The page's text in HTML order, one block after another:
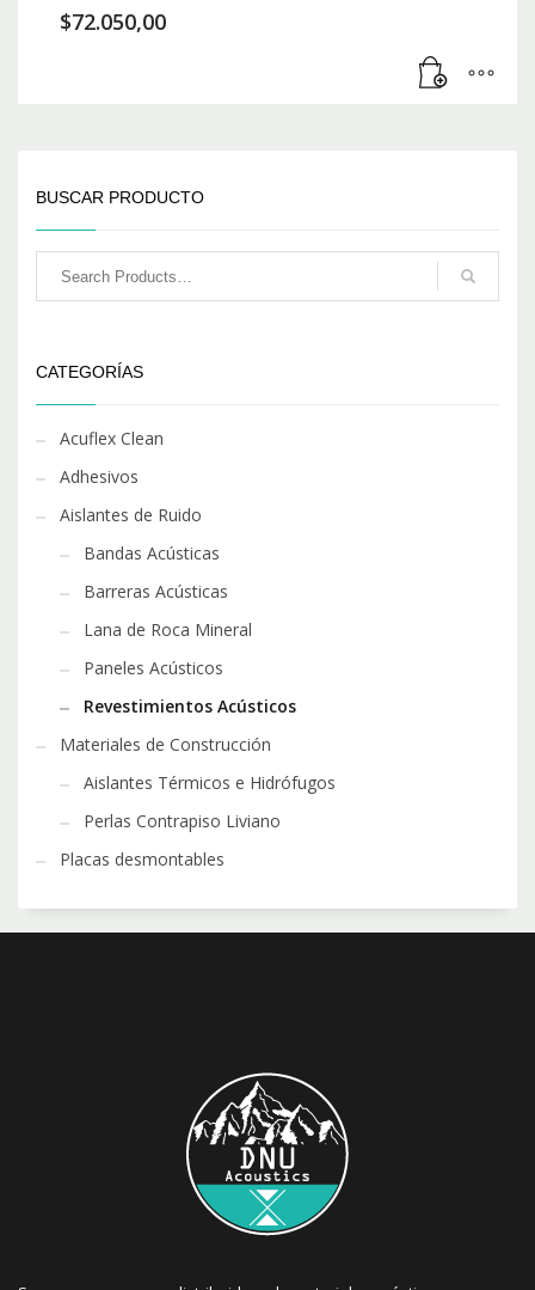
$72.050,00
BUSCAR PRODUCTO
CATEGORÍAS
Acuflex Clean
Adhesivos
Aislantes de Ruido
Bandas Acústicas
Barreras Acústicas
Lana de Roca Mineral
Paneles Acústicos
Revestimientos Acústicos
Materiales de Construcción
Aislantes Térmicos e Hidrófugos
Perlas Contrapiso Liviano
Placas desmontables